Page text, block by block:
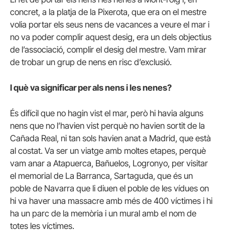
concret, a la platja de la Pixerota, que era on el mestre
volia portar els seus nens de vacances a veure el mar i
no va poder complir aquest desig, era un dels objectius
de l’associació, complir el desig del mestre. Vam mirar
de trobar un grup de nens en risc d’exclusió.
I què va significar per als nens i les nenes?
És difícil que no hagin vist el mar, però hi havia alguns
nens que no l’havien vist perquè no havien sortit de la
Cañada Real, ni tan sols havien anat a Madrid, que està
al costat. Va ser un viatge amb moltes etapes, perquè
vam anar a Atapuerca, Bañuelos, Logronyo, per visitar
el memorial de La Barranca, Sartaguda, que és un
poble de Navarra que li diuen el poble de les vídues on
hi va haver una massacre amb més de 400 víctimes i hi
ha un parc de la memòria i un mural amb el nom de
totes les víctimes.